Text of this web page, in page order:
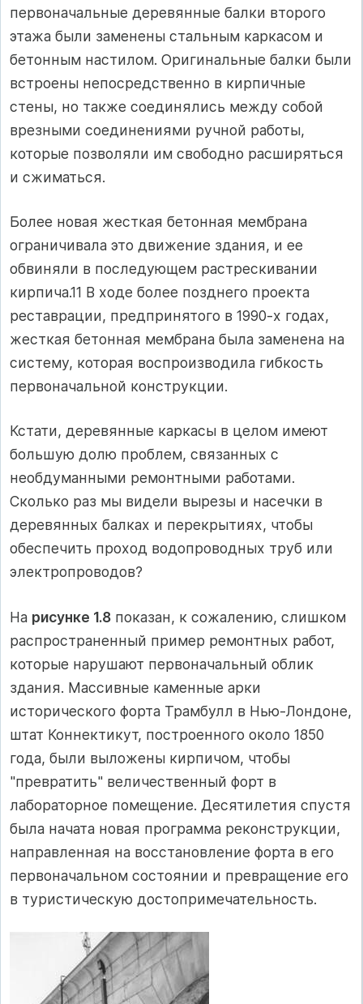
первоначальные деревянные балки второго
этажа были заменены стальным каркасом и
бетонным настилом. Оригинальные балки были
встроены непосредственно в кирпичные
стены, но также соединялись между собой
врезными соединениями ручной работы,
которые позволяли им свободно расширяться
и сжиматься.
Более новая жесткая бетонная мембрана
ограничивала это движение здания, и ее
обвиняли в последующем растрескивании
кирпича.11 В ходе более позднего проекта
реставрации, предпринятого в 1990-х годах,
жесткая бетонная мембрана была заменена на
систему, которая воспроизводила гибкость
первоначальной конструкции.
Кстати, деревянные каркасы в целом имеют
большую долю проблем, связанных с
необдуманными ремонтными работами.
Сколько раз мы видели вырезы и насечки в
деревянных балках и перекрытиях, чтобы
обеспечить проход водопроводных труб или
электропроводов?
На рисунке 1.8 показан, к сожалению, слишком
распространенный пример ремонтных работ,
которые нарушают первоначальный облик
здания. Массивные каменные арки
исторического форта Трамбулл в Нью-Лондоне,
штат Коннектикут, построенного около 1850
года, были выложены кирпичом, чтобы
"превратить" величественный форт в
лабораторное помещение. Десятилетия спустя
была начата новая программа реконструкции,
направленная на восстановление форта в его
первоначальном состоянии и превращение его
в туристическую достопримечательность.